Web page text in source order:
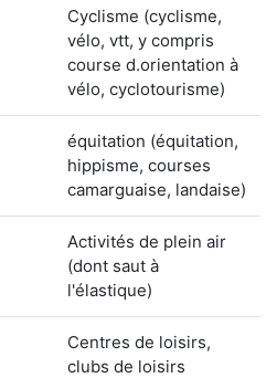
Cyclisme (cyclisme,
vélo, vtt, y compris
course d.orientation à
vélo, cyclotourisme)
équitation (équitation,
hippisme, courses
camarguaise, landaise)
Activités de plein air
(dont saut à
l'élastique)
Centres de loisirs,
clubs de loisirs